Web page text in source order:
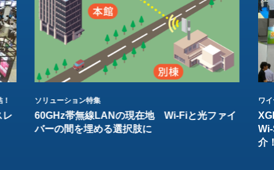
レ
ソリューション特集
60GHz帯無線LANの現在地 Wi-Fiと光ファイ
バーの間を埋める選択肢に
ワ
介